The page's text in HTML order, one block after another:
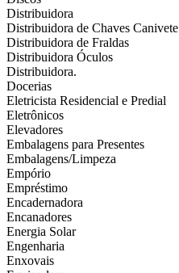
Distribuidora
Distribuidora de Chaves Canivete
Distribuidora de Fraldas
Distribuidora Óculos
Distribuidora.
Docerias
Eletricista Residencial e Predial
Eletrônicos
Elevadores
Embalagens para Presentes
Embalagens/Limpeza
Empório
Empréstimo
Encadernadora
Encanadores
Energia Solar
Engenharia
Enxovais